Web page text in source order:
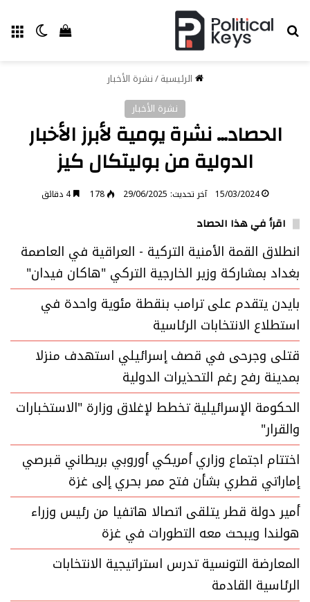
إستعراض بحث عن
الرئيسية/نشرة الأخبار
نشرة الأخبار
الحصاد… نشرة يومية لأبرز الأخبار
الدولية من بوليتكال كيز
15/03/2024 آخر تحديث: 29/06/2025 178
اقرأ في هذا الحصاد
انطلاق القمة الأمنية التركية - العراقية في العاصمة
بغداد بمشاركة وزير الخارجية التركي "هاكان فيدان"
بايدن يتقدم على ترامب بنقطة مئوية واحدة في
استطلاع الانتخابات الرئاسية
قتلى وجرحى في قصف إسرائيلي استهدف منزلا
بمدينة رفح رغم التحذيرات الدولية
الحكومة الإسرائيلية تخطط لإغلاق وزارة "الاستخبارات
والقرار"
اختتام اجتماع وزاري أمريكي أوروبي بريطاني قبرصي
إماراتي قطري بشأن فتح ممر بحري إلى غزة
أمير دولة قطر يتلقى اتصالا هاتفيا من رئيس وزراء
هولندا ويبحث معه التطورات في غزة
المعارضة التونسية تدرس استراتيجية الانتخابات
الرئاسية القادمة